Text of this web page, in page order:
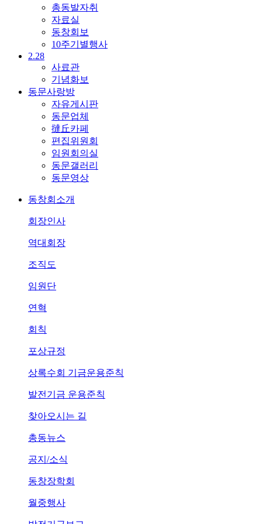
총동발자취
자료실
동창회보
10주기별행사
2.28
사료관
기념화보
동문사랑방
자유게시판
동문업체
撻丘카페
편집위원회
임원회의실
동문갤러리
동문영상
동창회소개
회장인사
역대회장
조직도
임원단
연혁
회칙
포상규정
상록수회 기금운용준칙
발전기금 운용준칙
찾아오시는 길
총동뉴스
공지/소식
동창장학회
월중행사